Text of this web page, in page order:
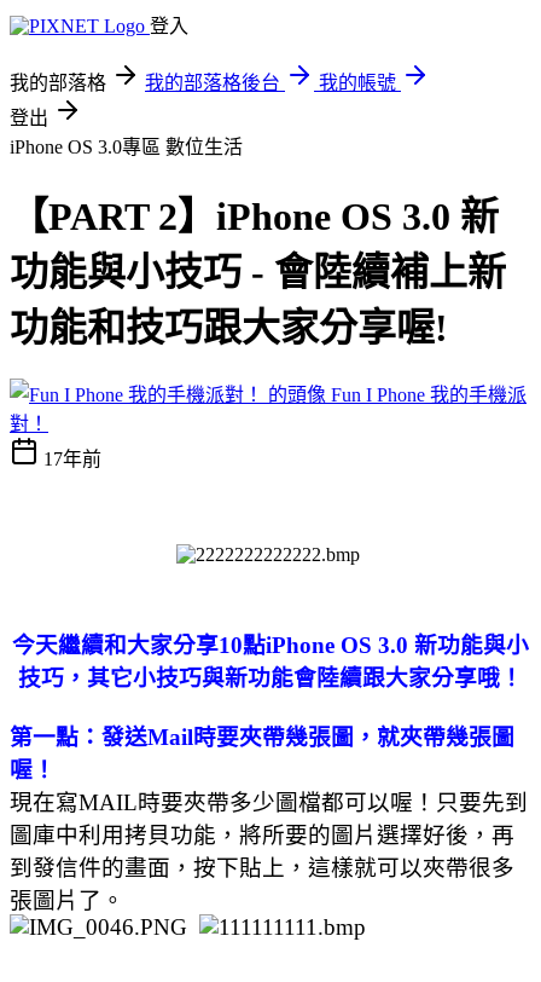
登入
我的部落格 我的部落格後台
我的帳號
登出
iPhone OS 3.0專區 數位生活
【PART 2】iPhone OS 3.0 新
功能與小技巧 - 會陸續補上新
功能和技巧跟大家分享喔!
Fun I Phone 我的手機派
對！
17年前
今天繼續和大家分享10點iPhone OS 3.0 新功能與小
技巧，其它小技巧與新功能會陸續跟大家分享哦！
第一點：發送Mail時要夾帶幾張圖，就夾帶幾張圖
喔！
現在寫MAIL時要夾帶多少圖檔都可以喔！只要先到
圖庫中利用拷貝功能，將所要的圖片選擇好後，再
到發信件的畫面，按下貼上，這樣就可以夾帶很多
張圖片了。